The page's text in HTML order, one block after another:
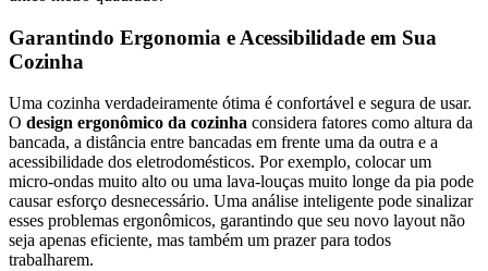
Garantindo Ergonomia e Acessibilidade em Sua
Cozinha
Uma cozinha verdadeiramente ótima é confortável e segura de usar.
O design ergonômico da cozinha considera fatores como altura da
bancada, a distância entre bancadas em frente uma da outra e a
acessibilidade dos eletrodomésticos. Por exemplo, colocar um
micro-ondas muito alto ou uma lava-louças muito longe da pia pode
causar esforço desnecessário. Uma análise inteligente pode sinalizar
esses problemas ergonômicos, garantindo que seu novo layout não
seja apenas eficiente, mas também um prazer para todos
trabalharem.